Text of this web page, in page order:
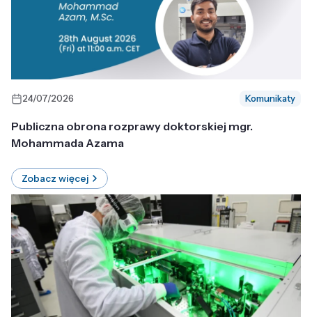
24/07/2026 Komunikaty
Publiczna obrona rozprawy doktorskiej mgr.
Mohammada Azama
Zobacz więcej